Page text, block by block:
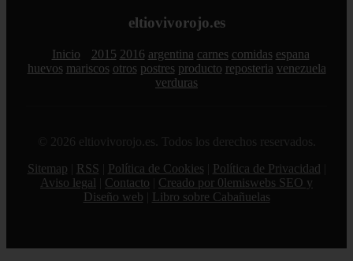
eltiovivorojo.es
Inicio 2015 2016 argentina carnes comidas espana
huevos mariscos otros postres producto reposteria venezuela
verduras
© 2026 eltiovivorojo.es. Todos los derechos reservados.
Sitemap
RSS Política de Cookies Política de Privacidad
Aviso legal
Contacto
Creado por 0lemiswebs SEO y
Diseño web
Libro sobre Cabañuelas